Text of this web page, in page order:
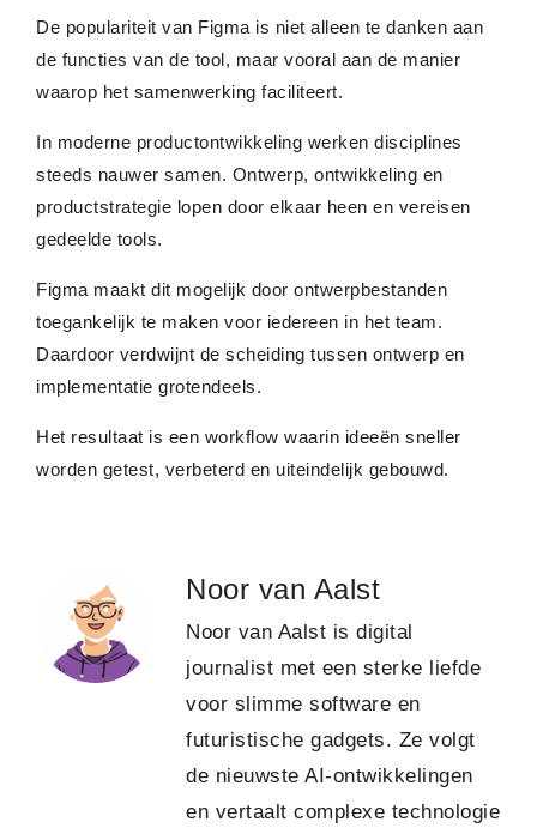
De populariteit van Figma is niet alleen te danken aan
de functies van de tool, maar vooral aan de manier
waarop het samenwerking faciliteert.
In moderne productontwikkeling werken disciplines
steeds nauwer samen. Ontwerp, ontwikkeling en
productstrategie lopen door elkaar heen en vereisen
gedeelde tools.
Figma maakt dit mogelijk door ontwerpbestanden
toegankelijk te maken voor iedereen in het team.
Daardoor verdwijnt de scheiding tussen ontwerp en
implementatie grotendeels.
Het resultaat is een workflow waarin ideeën sneller
worden getest, verbeterd en uiteindelijk gebouwd.
Noor van Aalst
Noor van Aalst is digital
journalist met een sterke liefde
voor slimme software en
futuristische gadgets. Ze volgt
de nieuwste AI-ontwikkelingen
en vertaalt complexe technologie